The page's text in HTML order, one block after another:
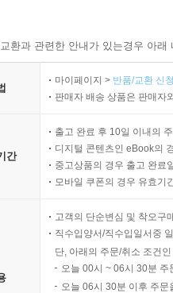
환과 관련한 안내가 있는경우 아
마이페이지 > 반품/교환 신
판매자 배송 상품은 판매자
간
출고 완료 후 10일 이내의
디지털 콘텐츠인 eBook의
중고상품의 경우 출고 완료
모바일 쿠폰의 경우 유효기
고객의 단순변심 및 착오구
직수입양서/직수입일서중
단, 아래의 주문/취소 조건
오늘 00시 ~ 06시 30분
오늘 06시 30분 이후 주